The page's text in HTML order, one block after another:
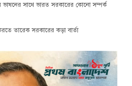
ভাষনের সাথে ভারত সরকারের কোনো সম্পর্ক
তারেক সরকারের কড়া বার্তা